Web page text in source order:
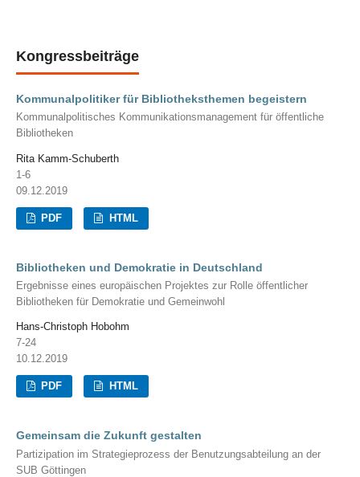
Kongressbeiträge
Kommunalpolitiker für Bibliotheksthemen begeistern
Kommunalpolitisches Kommunikationsmanagement für öffentliche
Bibliotheken
Rita Kamm-Schuberth
1-6
09.12.2019
PDF HTML
Bibliotheken und Demokratie in Deutschland
Ergebnisse eines europäischen Projektes zur Rolle öffentlicher
Bibliotheken für Demokratie und Gemeinwohl
Hans-Christoph Hobohm
7-24
10.12.2019
PDF HTML
Gemeinsam die Zukunft gestalten
Partizipation im Strategieprozess der Benutzungsabteilung an der
SUB Göttingen